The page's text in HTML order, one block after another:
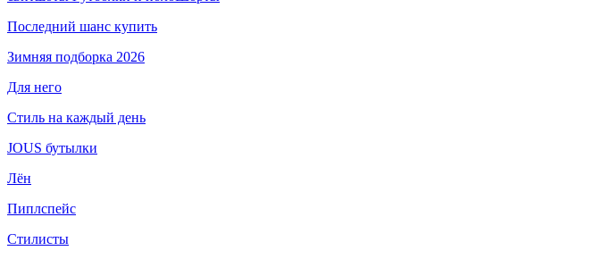
Последний шанс купить
Зимняя подборка 2026
Для него
Стиль на каждый день
JOUS бутылки
Лён
Пиплспейс
Стилисты